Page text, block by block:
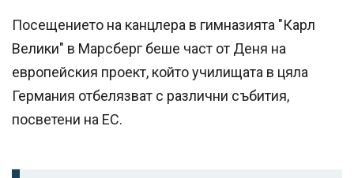
Посещението на канцлера в гимназията "Карл
Велики" в Марсберг беше част от Деня на
европейския проект, който училищата в цяла
Германия отбелязват с различни събития,
посветени на ЕС.